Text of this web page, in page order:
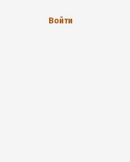
Войти